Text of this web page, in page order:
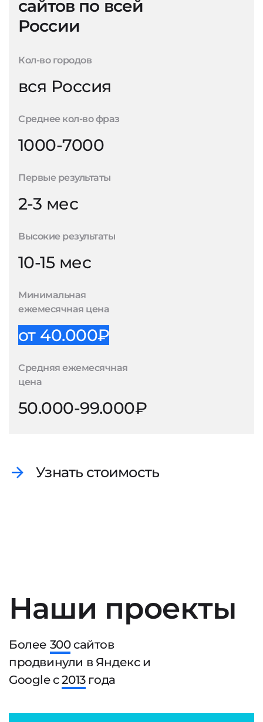
сайтов по всей
России
Кол-во городов
вся Россия
Среднее кол-во фраз
1000-7000
Первые результаты
2-3 мес
Высокие результаты
10-15 мес
Минимальная
ежемесячная цена
от 40.000₽
Средняя ежемесячная
цена
50.000-99.000₽
Узнать стоимость
Наши проекты
Более 300сайтов
продвинули в Яндекс и
Google с2013года